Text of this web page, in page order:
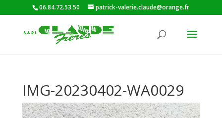
06.84.72.53.50 patrick-valerie.claude@orange.fr
IMG-20230402-WA0029